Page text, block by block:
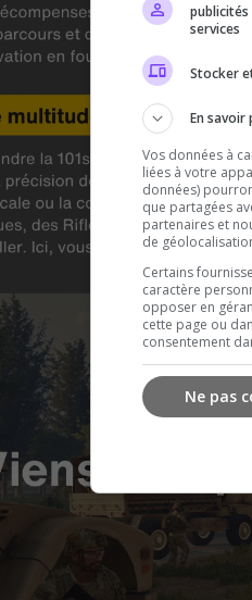
publicités
services
Stocker
En savoir
Vos données à
liées à votre
données)
que partagées
partenaires et
de
Certains
caractère
opposer en
cette page ou
consentement
Ne pas